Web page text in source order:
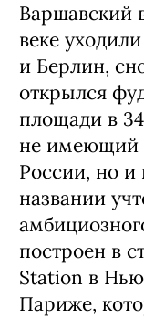
Варшавский
веке
и Берлин,
открылся
площади в
не имеющий
России, но и
названии
построен в
Station в
Париже,